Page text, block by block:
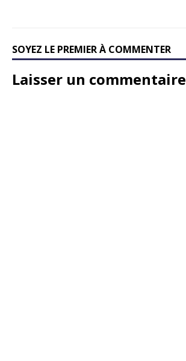
SOYEZ LE PREMIER À COMMENTER
Laisser un commentaire